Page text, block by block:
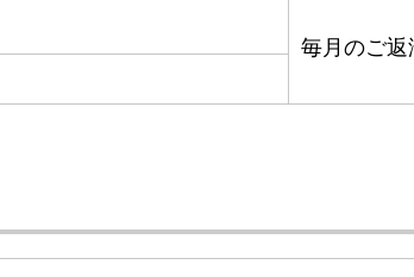
毎月のご返